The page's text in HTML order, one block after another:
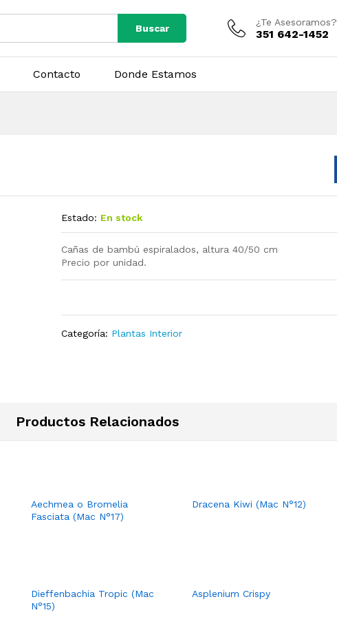
Buscar
¿Te Asesoramos?
351 642-1452
Contacto Donde Estamos
Estado: En stock
Cañas de bambú espiralados, altura 40/50 cm
Precio por unidad.
Categoría: Plantas Interior
Productos Relacionados
Aechmea o Bromelia
Fasciata (Mac N°17)
Dracena Kiwi (Mac N°12)
Dieffenbachia Tropic (Mac
N°15)
Asplenium Crispy